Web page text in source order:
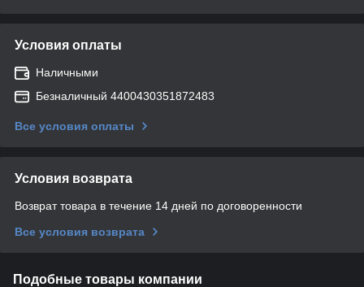
Условия оплаты
Наличными
Безналичный 4400430351872483
Все условия оплаты
Условия возврата
Возврат товара в течение 14 дней по договоренности
Все условия возврата
Подобные товары компании